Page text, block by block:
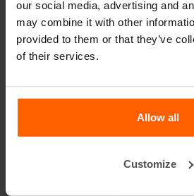
our social media, advertising and
may combine it with other
provided to them or that they’ve
of their services.
Allow all
Customize
Équipements de manutention
Accessoires